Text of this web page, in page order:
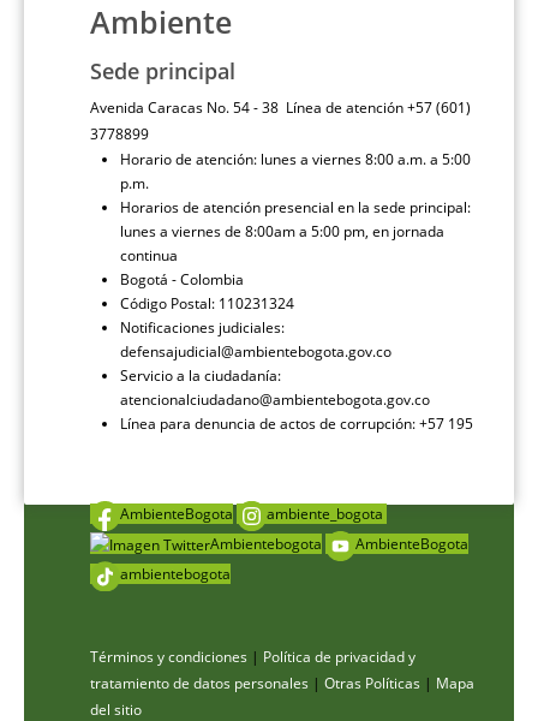
Ambiente
Sede principal
Avenida Caracas No. 54 - 38 Línea de atención +57 (601)
3778899
Horario de atención: lunes a viernes 8:00 a.m. a 5:00
p.m.
Horarios de atención presencial en la sede principal:
lunes a viernes de 8:00am a 5:00 pm, en jornada
continua
Bogotá - Colombia
Código Postal: 110231324
Notificaciones judiciales:
defensajudicial@ambientebogota.gov.co
Servicio a la ciudadanía:
atencionalciudadano@ambientebogota.gov.co
Línea para denuncia de actos de corrupción: +57 195
AmbienteBogota
ambiente_bogota
Ambientebogota
AmbienteBogota
ambientebogota
Términos y condiciones | Política de privacidad y
tratamiento de datos personales | Otras Políticas | Mapa
del sitio